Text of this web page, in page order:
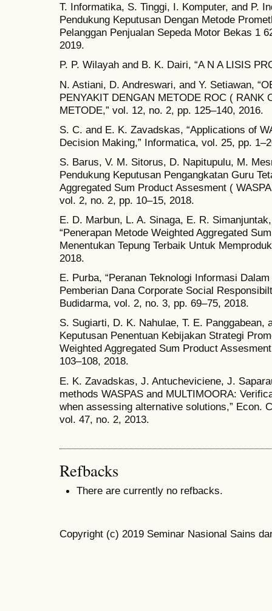
T. Informatika, S. Tinggi, I. Komputer, and P.
Pendukung Keputusan Dengan Metode
Pelanggan Penjualan Sepeda Motor Bekas 1
2019.
P. P. Wilayah and B. K. Dairi, “A N A LISIS
N. Astiani, D. Andreswari, and Y. Setiawan,
PENYAKIT DENGAN METODE ROC ( RANK
METODE,” vol. 12, no. 2, pp. 125–140, 2016.
S. C. and E. K. Zavadskas, “Applications of
Decision Making,” Informatica, vol. 25, pp.
S. Barus, V. M. Sitorus, D. Napitupulu, M.
Pendukung Keputusan Pengangkatan Guru
Aggregated Sum Product Assesment (
vol. 2, no. 2, pp. 10–15, 2018.
E. D. Marbun, L. A. Sinaga, E. R.
“Penerapan Metode Weighted Aggregated
Menentukan Tepung Terbaik Untuk
2018.
E. Purba, “Peranan Teknologi Informasi
Pemberian Dana Corporate Social
Budidarma, vol. 2, no. 3, pp. 69–75, 2018.
S. Sugiarti, D. K. Nahulae, T. E. Panggabean,
Keputusan Penentuan Kebijakan Strategi
Weighted Aggregated Sum Product
103–108, 2018.
E. K. Zavadskas, J. Antucheviciene, J.
methods WASPAS and MULTIMOORA:
when assessing alternative solutions,” Econ.
vol. 47, no. 2, 2013.
Refbacks
There are currently no refbacks.
Copyright (c) 2019 Seminar Nasional Sains